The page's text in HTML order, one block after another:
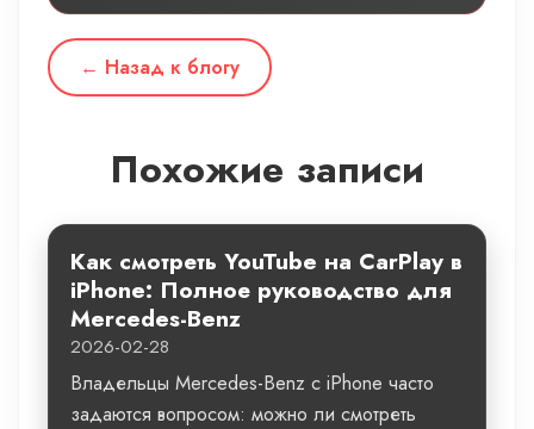
← Назад к блогу
Похожие записи
Как смотреть YouTube на CarPlay в
iPhone: Полное руководство для
Mercedes-Benz
2026-02-28
Владельцы Mercedes-Benz с iPhone часто
задаются вопросом: можно ли смотреть